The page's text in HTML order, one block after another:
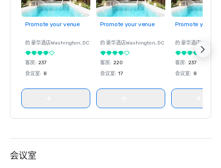
Promote your venue
的 豪华酒店Washington, DC
客房: 237
会议室: 8
Promote your venue
的 豪华酒店Washington, DC
客房: 220
会议室: 17
Promote your
的 豪华酒店
客房: 237
会议室: 8
会议室